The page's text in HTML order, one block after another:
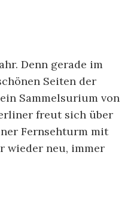
Denn gerade im
Seiten der
Sammelsurium von
freut sich über
Fernsehturm mit
wieder neu, immer